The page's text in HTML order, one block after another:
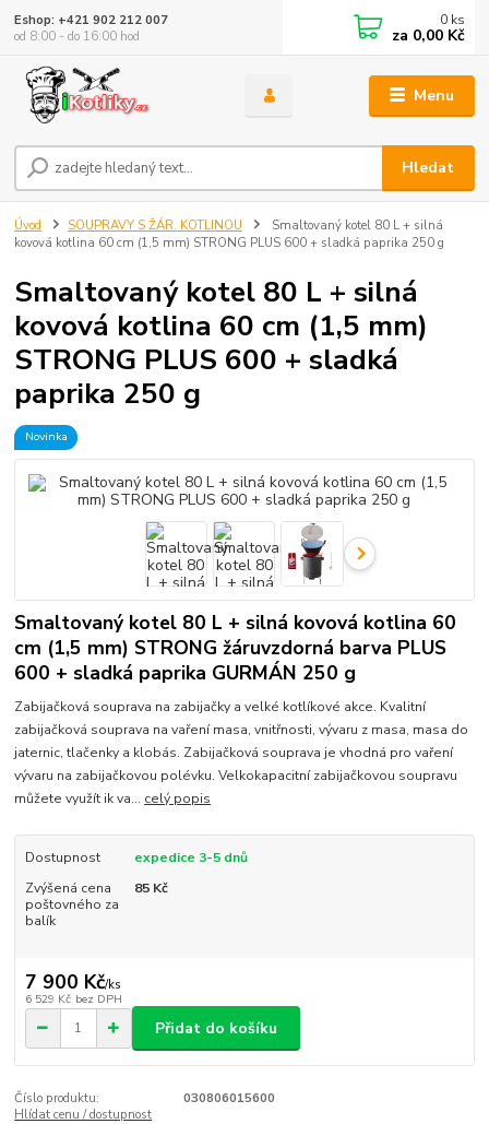
Menu
Hledat
Eshop: +421 902 212 007
od 8:00 - do 16:00 hod
0 ks
za 0,00 Kč
Úvod SOUPRAVY S ŽÁR. KOTLINOU
Smaltovaný kotel 80 L + silná
kovová kotlina 60 cm (1,5 mm) STRONG PLUS 600 + sladká paprika 250 g
Smaltovaný kotel 80 L + silná
kovová kotlina 60 cm (1,5 mm)
STRONG PLUS 600 + sladká
paprika 250 g
Novinka
Smaltovaný kotel 80 L + silná kovová kotlina 60
cm (1,5 mm) STRONG žáruvzdorná barva PLUS
600 + sladká paprika GURMÁN 250 g
Zabijačková souprava na zabijačky a velké kotlíkové akce. Kvalitní
zabijačková souprava na vaření masa, vnitřnosti, vývaru z masa, masa do
jaternic, tlačenky a klobás. Zabijačková souprava je vhodná pro vaření
vývaru na zabijačkovou polévku. Velkokapacitní zabijačkovou soupravu
můžete využít ik va... celý popis
Dostupnost
expedice 3-5 dnů
Zvýšená cena
poštovného za
balík
85 Kč
7 900 Kč/ks
6 529 Kč bez DPH
Přidat do košíku
Číslo produktu:
030806015600
Hlídat cenu / dostupnost